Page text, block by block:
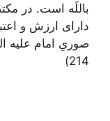
باللَه است. در
دارای ارزش و
214)